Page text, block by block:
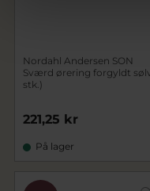
Nordahl Andersen SON
Sværd ørering forgyldt sølv
stk.)
221,25 kr
På lager